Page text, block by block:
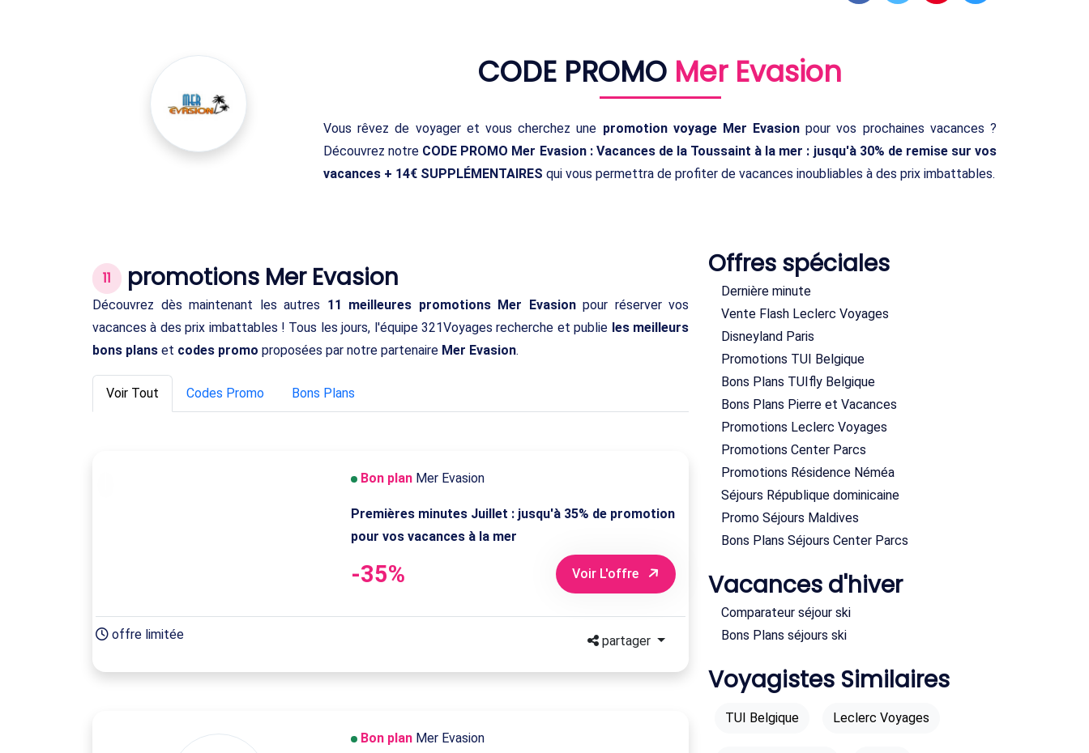
CODE PROMO Mer Evasion
Vous rêvez de voyager et vous cherchez une promotion voyage Mer Evasion pour vos prochaines vacances ?
Découvrez notre CODE PROMO Mer Evasion : Vacances de la Toussaint à la mer : jusqu'à 30% de remise sur vos
vacances + 14€ SUPPLÉMENTAIRES qui vous permettra de profiter de vacances inoubliables à des prix imbattables.
11 promotions Mer Evasion
Découvrez dès maintenant les autres 11 meilleures promotions Mer Evasionpour réserver vos
vacances à des prix imbattables ! Tous les jours, l'équipe 321Voyages recherche et publie les meilleurs
bons plans et codes promo proposées par notre partenaire Mer Evasion.
Voir Tout Codes Promo Bons Plans
Bon plan Mer Evasion
Premières minutes Juillet : jusqu'à 35% de promotion
pour vos vacances à la mer
-35% Voir L'offre
offre limitée partager
Bon plan Mer Evasion
Offres spéciales
Dernière minute
Vente Flash Leclerc Voyages
Disneyland Paris
Promotions TUI Belgique
Bons Plans TUIfly Belgique
Bons Plans Pierre et Vacances
Promotions Leclerc Voyages
Promotions Center Parcs
Promotions Résidence Néméa
Séjours République dominicaine
Promo Séjours Maldives
Bons Plans Séjours Center Parcs
Vacances d'hiver
Comparateur séjour ski
Bons Plans séjours ski
Voyagistes Similaires
TUI Belgique Leclerc Voyages